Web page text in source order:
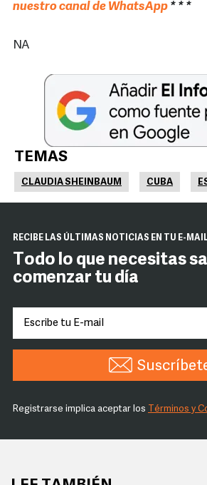
nuestro canal de WhatsApp * * *
NA
TEMAS
CLAUDIA SHEINBAUM CUBA
RECIBE LAS ÚLTIMAS NOTICIAS EN TU E-
Todo lo que necesitas
comenzar tu día
Registrarse implica aceptar los Términos y